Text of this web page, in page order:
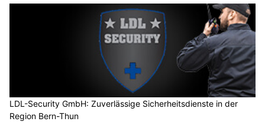
LDL-Security GmbH: Zuverlässige Sicherheitsdienste in der
Region Bern-Thun